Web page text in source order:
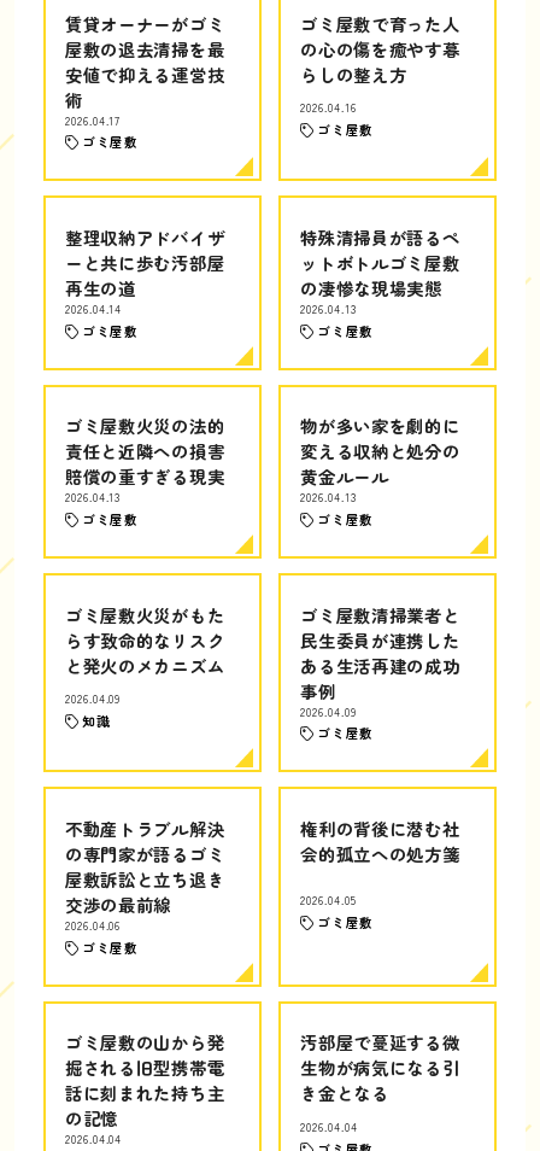
賃貸オーナーがゴミ
屋敷の退去清掃を最
安値で抑える運営技
術
2026.04.17
ゴミ屋敷
ゴミ屋敷で育った人
の心の傷を癒やす暮
らしの整え方
2026.04.16
ゴミ屋敷
整理収納アドバイザ
ーと共に歩む汚部屋
再生の道
2026.04.14
ゴミ屋敷
特殊清掃員が語るペ
ットボトルゴミ屋敷
の凄惨な現場実態
2026.04.13
ゴミ屋敷
ゴミ屋敷火災の法的
責任と近隣への損害
賠償の重すぎる現実
2026.04.13
ゴミ屋敷
物が多い家を劇的に
変える収納と処分の
黄金ルール
2026.04.13
ゴミ屋敷
ゴミ屋敷火災がもた
らす致命的なリスク
と発火のメカニズム
2026.04.09
知識
ゴミ屋敷清掃業者と
民生委員が連携した
ある生活再建の成功
事例
2026.04.09
ゴミ屋敷
不動産トラブル解決
の専門家が語るゴミ
屋敷訴訟と立ち退き
交渉の最前線
2026.04.06
ゴミ屋敷
権利の背後に潜む社
会的孤立への処方箋
2026.04.05
ゴミ屋敷
ゴミ屋敷の山から発
掘される旧型携帯電
話に刻まれた持ち主
の記憶
2026.04.04
汚部屋で蔓延する微
生物が病気になる引
き金となる
2026.04.04